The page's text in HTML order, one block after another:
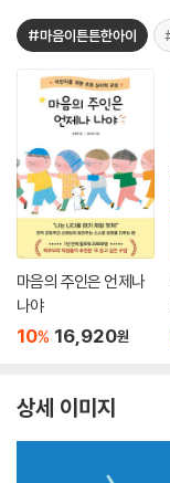
#마음이튼튼한아이
마음의 주인은 언제나
나야
10% 16,920원
상세 이미지